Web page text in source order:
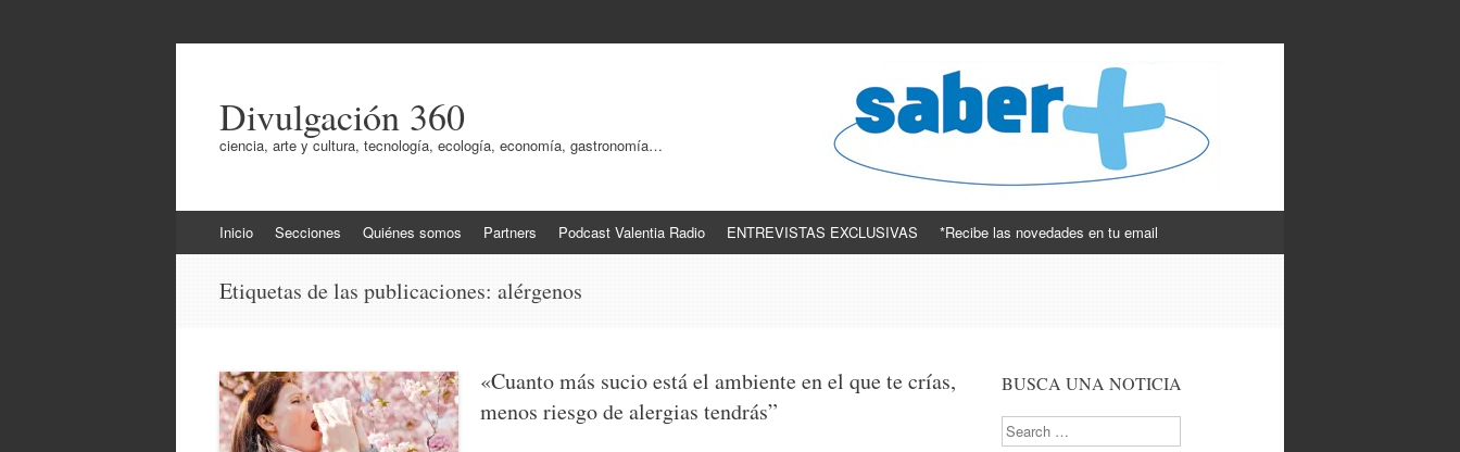
Divulgación 360
ciencia, arte y cultura, tecnología, ecología, economía, gastronomía…
al
Inicio Secciones Quiénes somos Partners Podcast Valentia Radio ENTREVISTAS EXCLUSIVAS *Recibe las novedades en tu email
Etiquetas de las publicaciones: alérgenos
«Cuanto más sucio está el ambiente en el que te crías,
menos riesgo de alergias tendrás”
BUSCA UNA NOTICIA
Search